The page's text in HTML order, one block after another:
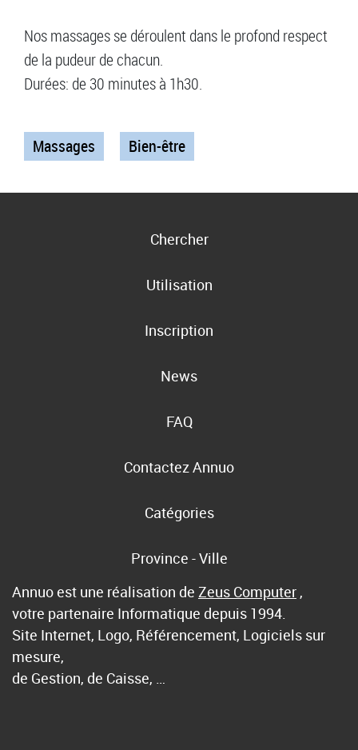
Nos massages se déroulent dans le profond respect
de la pudeur de chacun.
Durées: de 30 minutes à 1h30.
Massages Bien-être
Chercher
Utilisation
Inscription
News
FAQ
Contactez Annuo
Catégories
Province - Ville
Annuo est une réalisation de Zeus Computer ,
votre partenaire Informatique depuis 1994.
Site Internet, Logo, Référencement, Logiciels sur
mesure,
de Gestion, de Caisse, …